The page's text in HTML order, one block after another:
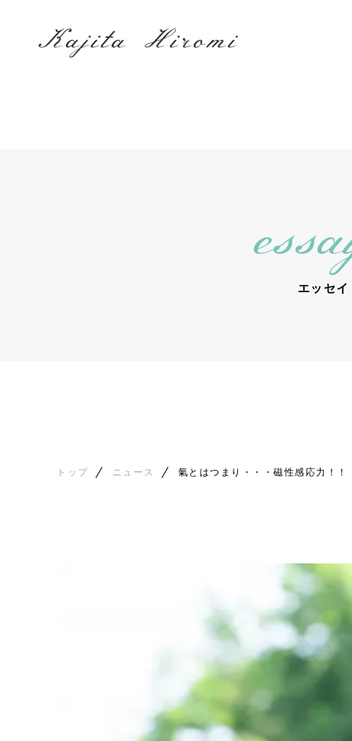
エッセイ
トップ ニュース 氣とはつまり・・・磁性感応力！！